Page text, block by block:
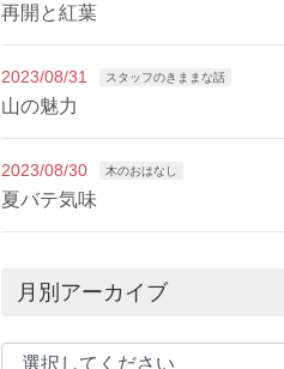
再開と紅葉
2023/08/31 スタッフのきままな話
山の魅力
2023/08/30 木のおはなし
夏バテ気味
月別アーカイブ